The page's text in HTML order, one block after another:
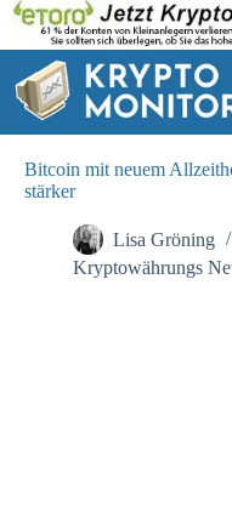
Zum
Inhalt
springen
Bitcoin mit neuem
stärker
Lisa Gröning
Kryptowährungs